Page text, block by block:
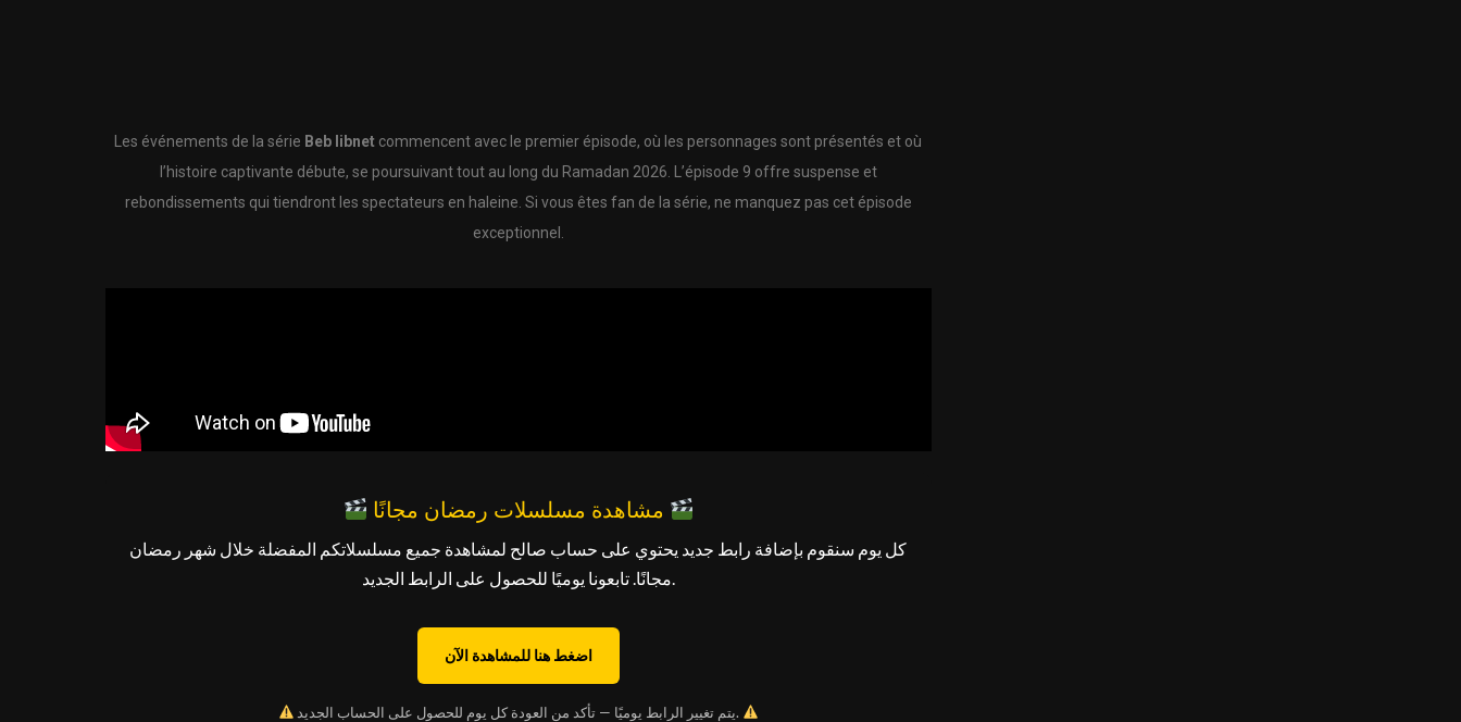
Les événements de la série Beb libnet commencent avec le premier épisode, où les personnages sont présentés et où
l’histoire captivante débute, se poursuivant tout au long du Ramadan 2026. L’épisode 9 offre suspense et
rebondissements qui tiendront les spectateurs en haleine. Si vous êtes fan de la série, ne manquez pas cet épisode
exceptionnel.
كل يوم سنقوم بإضافة رابط جديد يحتوي على حساب صالح لمشاهدة جميع مسلسلاتكم المفضلة خلال شهر رمضان
مجانًا. تابعونا يوميًا للحصول على الرابط الجديد.
اضغط هنا للمشاهدة الآن
يتم تغيير الرابط يوميًا — تأكد من العودة كل يوم للحصول على الحساب الجديد.